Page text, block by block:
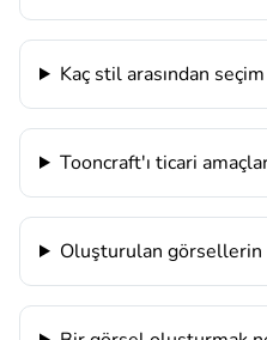
Kaç stil arasından
Tooncraft'ı ticari
Oluşturulan görsellerin